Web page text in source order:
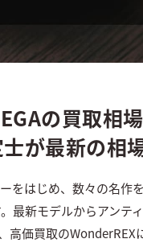
の買取相
が最新の相
をはじめ、数々の名作
最新モデルからアンテ
高価買取のWonderREX